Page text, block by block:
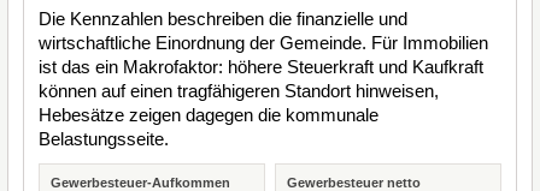
Die Kennzahlen beschreiben die finanzielle und
wirtschaftliche Einordnung der Gemeinde. Für Immobilien
ist das ein Makrofaktor: höhere Steuerkraft und Kaufkraft
können auf einen tragfähigeren Standort hinweisen,
Hebesätze zeigen dagegen die kommunale
Belastungsseite.
Gewerbesteuer-Aufkommen Gewerbesteuer netto